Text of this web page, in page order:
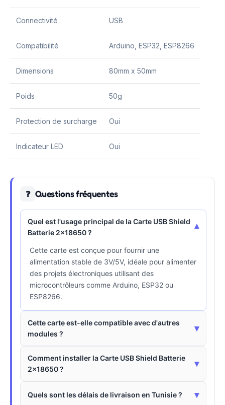
Connectivité USB
Compatibilité Arduino, ESP32, ESP8266
Dimensions 80mm x 50mm
Poids 50g
Protection de surcharge Oui
Indicateur LED Oui
❓ Questions fréquentes
Quel est l'usage principal de la Carte USB Shield
Batterie 2x18650 ?
▾
Cette carte est conçue pour fournir une
alimentation stable de 3V/5V, idéale pour alimenter
des projets électroniques utilisant des
microcontrôleurs comme Arduino, ESP32 ou
ESP8266.
Cette carte est-elle compatible avec d'autres
modules ?
▾
Comment installer la Carte USB Shield Batterie
2x18650 ?
▾
Quels sont les délais de livraison en Tunisie ? ▾